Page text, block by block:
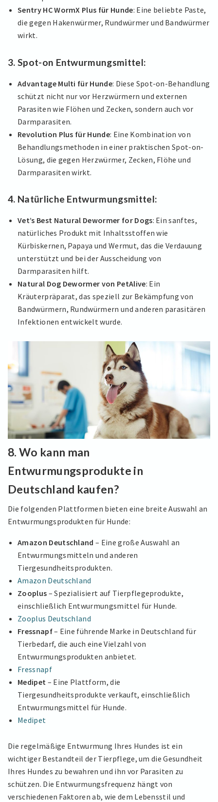
Sentry HC WormX Plus für Hunde: Eine beliebte Paste,
die gegen Hakenwürmer, Rundwürmer und Bandwürmer
wirkt.
3. Spot-on Entwurmungsmittel:
Advantage Multi für Hunde: Diese Spot-on-Behandlung
schützt nicht nur vor Herzwürmern und externen
Parasiten wie Flöhen und Zecken, sondern auch vor
Darmparasiten.
Revolution Plus für Hunde: Eine Kombination von
Behandlungsmethoden in einer praktischen Spot-on-
Lösung, die gegen Herzwürmer, Zecken, Flöhe und
Darmparasiten wirkt.
4. Natürliche Entwurmungsmittel:
Vet’s Best Natural Dewormer for Dogs: Ein sanftes,
natürliches Produkt mit Inhaltsstoffen wie
Kürbiskernen, Papaya und Wermut, das die Verdauung
unterstützt und bei der Ausscheidung von
Darmparasiten hilft.
Natural Dog Dewormer von PetAlive: Ein
Kräuterpräparat, das speziell zur Bekämpfung von
Bandwürmern, Rundwürmern und anderen parasitären
Infektionen entwickelt wurde.
8. Wo kann man
Entwurmungsprodukte in
Deutschland kaufen?
Die folgenden Plattformen bieten eine breite Auswahl an
Entwurmungsprodukten für Hunde:
Amazon Deutschland – Eine große Auswahl an
Entwurmungsmitteln und anderen
Tiergesundheitsprodukten.
Amazon Deutschland
Zooplus – Spezialisiert auf Tierpflegeprodukte,
einschließlich Entwurmungsmittel für Hunde.
Zooplus Deutschland
Fressnapf– Eine führende Marke in Deutschland für
Tierbedarf, die auch eine Vielzahl von
Entwurmungsprodukten anbietet.
Fressnapf
Medipet – Eine Plattform, die
Tiergesundheitsprodukte verkauft, einschließlich
Entwurmungsmittel für Hunde.
Medipet
Die regelmäßige Entwurmung Ihres Hundes ist ein
wichtiger Bestandteil der Tierpflege, um die Gesundheit
Ihres Hundes zu bewahren und ihn vor Parasiten zu
schützen. Die Entwurmungsfrequenz hängt von
verschiedenen Faktoren ab, wie dem Lebensstil und